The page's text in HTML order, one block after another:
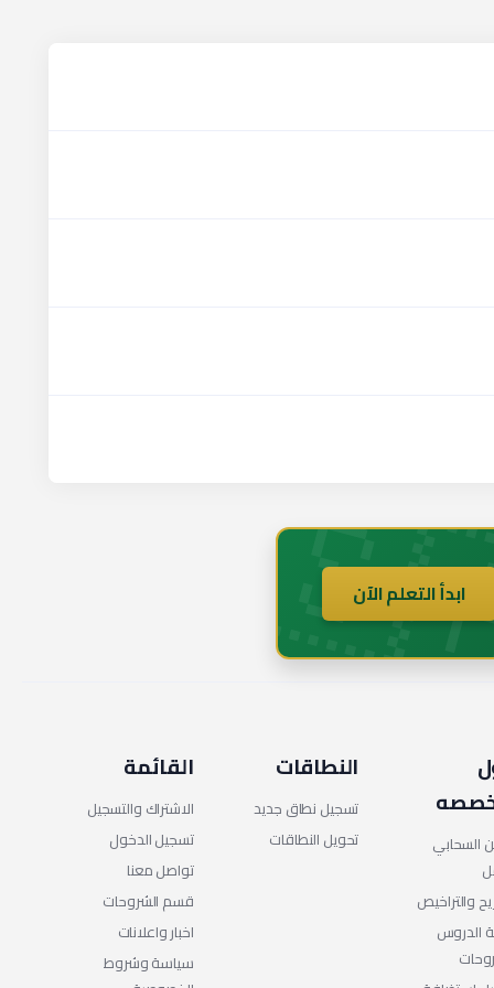
ابدأ التعلم الآن
السحابي
والتراخيص
الدروس
النطاقات
تسجيل نطاق جديد
تحويل النطاقات
القائمة
الاشتراك والتسجيل
تسجيل الدخول
تواصل معنا
قسم الشروحات
اخبار واعلانات
سياسة وشروط